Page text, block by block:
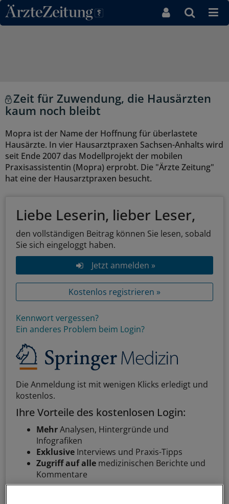
Direkt zum Inhaltsbereich
Zeit für Zuwendung, die Hausärzten
kaum noch bleibt
Mopra ist der Name der Hoffnung für überlastete
Hausärzte. In vier Hausarztpraxen Sachsen-Anhalts wird
seit Ende 2007 das Modellprojekt der mobilen
Praxisassistentin (Mopra) erprobt. Die "Ärzte Zeitung"
hat eine der Hausarztpraxen besucht.
Liebe Leserin, lieber Leser,
den vollständigen Beitrag können Sie lesen, sobald
Sie sich eingeloggt haben.
Jetzt anmelden »
Kostenlos registrieren »
Kennwort vergessen?
Ein anderes Problem beim Login?
Die Anmeldung ist mit wenigen Klicks erledigt und
kostenlos.
Ihre Vorteile des kostenlosen Login:
MehrAnalysen, Hintergründe und
Infografiken
Exklusive Interviews und Praxis-Tipps
Zugriff auf alle medizinischen Berichte und
Kommentare